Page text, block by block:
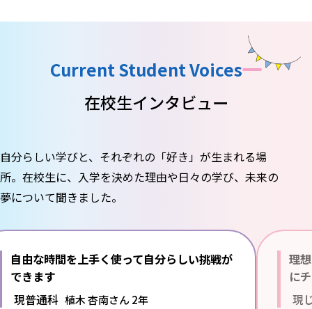
Current Student Voices
在校生インタビュー
自分らしい学びと、それぞれの「好き」が生まれる場
所。 在校生に、入学を決めた理由や日々の学び、未来の
夢について聞きました。
自由な時間を上手く使って自分らしい挑戦が
できます
現普通科 植木 杏南さん 2年
理
に
現